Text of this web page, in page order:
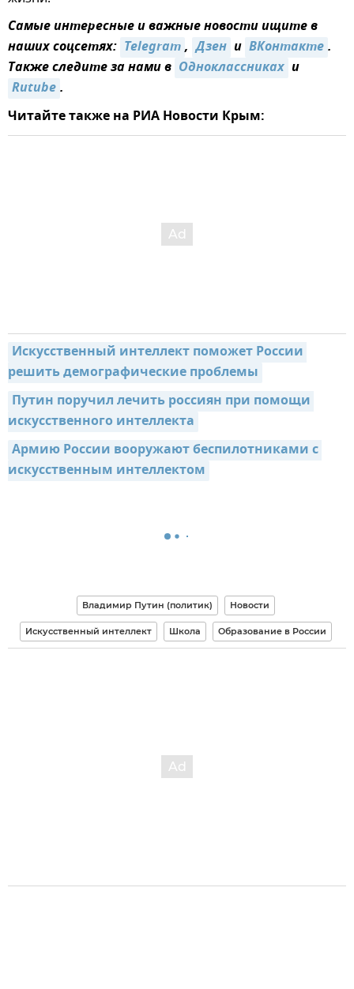
Самые интересные и важные новости ищите в
наших соцсетях: Telegram, Дзен и ВКонтакте.
Также следите за нами в Одноклассниках и
Rutube.
Читайте также на РИА Новости Крым:
Искусственный интеллект поможет России
решить демографические проблемы
Путин поручил лечить россиян при помощи
искусственного интеллекта
Армию России вооружают беспилотниками с
искусственным интеллектом
Владимир Путин (политик) Новости
Искусственный интеллект Школа Образование в России